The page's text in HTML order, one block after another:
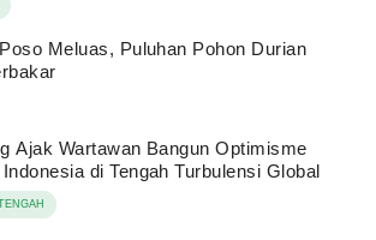
Meluas, Puluhan Pohon Durian
Ajak Wartawan Bangun Optimisme
di Tengah Turbulensi Global